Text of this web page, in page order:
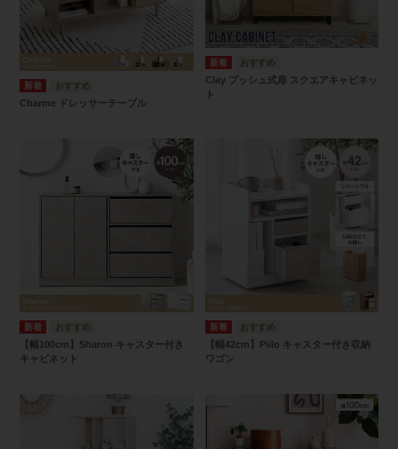
Charme ドレッサーテーブル
Clay プッシュ式扉 スクエアキャビネッ
ト
【幅100cm】Sharon キャスター付き
キャビネット
【幅42cm】Piilo キャスター付き収納
ワゴン